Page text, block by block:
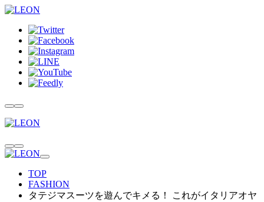
TOP
FASHION
タテジマスーツを遊んでキメる！ これがイタリアオヤ